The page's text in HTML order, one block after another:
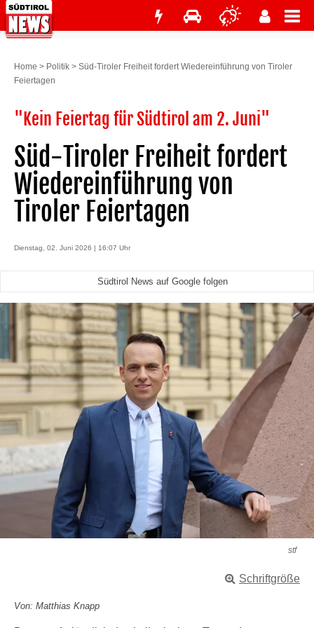
Home > Politik > Süd-Tiroler Freiheit fordert Wiedereinführung von Tiroler
Feiertagen
"Kein Feiertag für Südtirol am 2. Juni"
Süd-Tiroler Freiheit fordert
Wiedereinführung von
Tiroler Feiertagen
Dienstag, 02. Juni 2026 | 16:07 Uhr
Südtirol News auf Google folgen
stf
Schriftgröße
Von: Matthias Knapp